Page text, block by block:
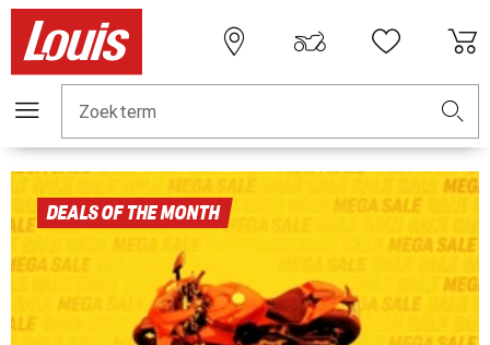
Zoekterm
DEALS OF THE MONTH